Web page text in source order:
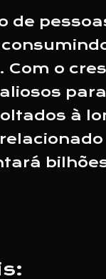
de
Com o
à